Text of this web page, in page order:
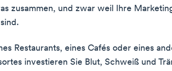
zusammen, und zwar weil Ihre
Restaurants, eines Cafés oder eines
investieren Sie Blut, Schweiß und